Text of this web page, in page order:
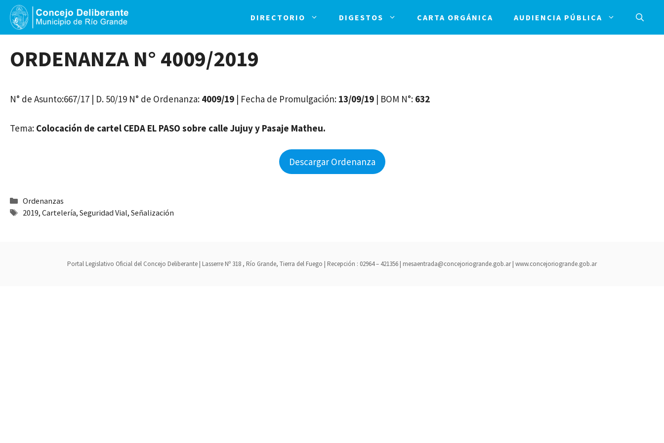
Saltar
contenido
DIRECTORIO DIGESTOS CARTA ORGÁNICA AUDIENCIA PÚBLICA
ORDENANZA N° 4009/2019
N° de Asunto:667/17 | D. 50/19 N° de Ordenanza: 4009/19 | Fecha de Promulgación: 13/09/19 | BOM N°: 632
Tema: Colocación de cartel CEDA EL PASO sobre calle Jujuy y Pasaje Matheu.
Descargar Ordenanza
Categorías
Ordenanzas
Etiquetas
2019, Cartelería, Seguridad Vial, Señalización
Portal Legislativo Oficial del Concejo Deliberante | Lasserre Nº 318 , Río Grande, Tierra del Fuego | Recepción : 02964 – 421356 | mesaentrada@concejoriogrande.gob.ar | www.concejoriogrande.gob.ar